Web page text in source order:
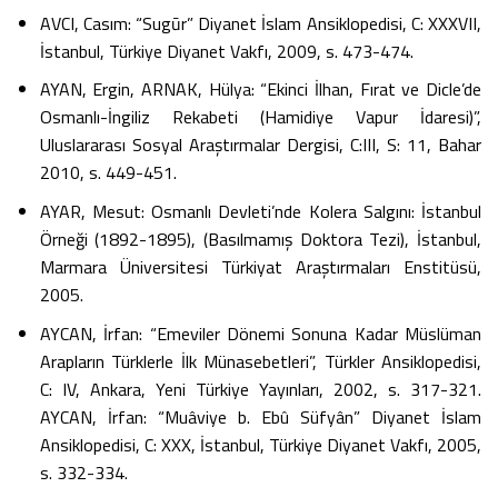
AVCI, Casım: “Sugūr” Diyanet İslam Ansiklopedisi, C: XXXVII,
İstanbul, Türkiye Diyanet Vakfı, 2009, s. 473-474.
AYAN, Ergin, ARNAK, Hülya: “Ekinci İlhan, Fırat ve Dicle’de
Osmanlı-İngiliz Rekabeti (Hamidiye Vapur İdaresi)”,
Uluslararası Sosyal Araştırmalar Dergisi, C:III, S: 11, Bahar
2010, s. 449-451.
AYAR, Mesut: Osmanlı Devleti’nde Kolera Salgını: İstanbul
Örneği (1892-1895), (Basılmamış Doktora Tezi), İstanbul,
Marmara Üniversitesi Türkiyat Araştırmaları Enstitüsü,
2005.
AYCAN, İrfan: “Emeviler Dönemi Sonuna Kadar Müslüman
Arapların Türklerle İlk Münasebetleri”, Türkler Ansiklopedisi,
C: IV, Ankara, Yeni Türkiye Yayınları, 2002, s. 317-321.
AYCAN, İrfan: “Muâviye b. Ebû Süfyân” Diyanet İslam
Ansiklopedisi, C: XXX, İstanbul, Türkiye Diyanet Vakfı, 2005,
s. 332-334.